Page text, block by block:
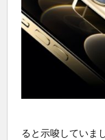
ると示唆していま